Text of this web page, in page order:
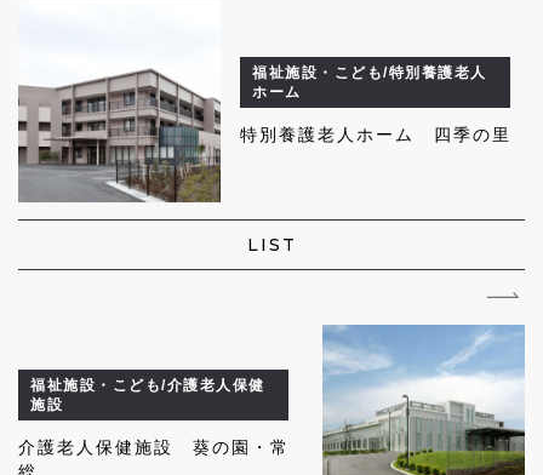
福祉施設・こども/特別養護老人
ホーム
特別養護老人ホーム 四季の里
LIST
福祉施設・こども/介護老人保健
施設
介護老人保健施設 葵の園・常
総